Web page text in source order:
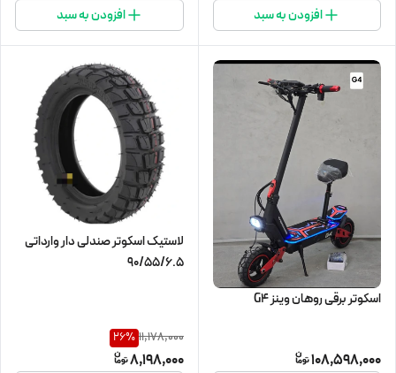
افزودن به سبد افزودن به سبد
اسکوتر برقی روهان وینز G4
108,598,000
لاستیک اسکوتر صندلی دار وارداتی
90/55/6.5
11,178,000
26%
8,198,000